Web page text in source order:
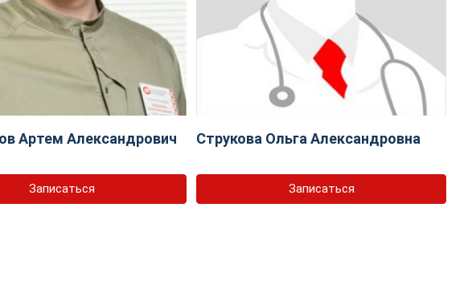
Артем Александрович
Записаться
Струкова Ольга Александровна
Записаться